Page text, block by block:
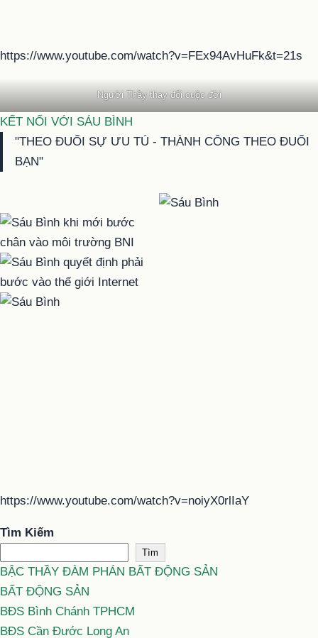
https://www.youtube.com/watch?v=FEx94AvHuFk&t=21s
Người Thầy thay đổi cuộc đời
KẾT NỐI VỚI SÁU BÌNH
"THEO ĐUỔI SỰ ƯU TÚ - THÀNH CÔNG THEO ĐUỔI
BẠN"
https://www.youtube.com/watch?v=noiyX0rlIaY
Tìm Kiếm
Tìm
BẬC THẦY ĐÀM PHÁN BẤT ĐỘNG SẢN
BẤT ĐỘNG SẢN
BĐS Bình Chánh TPHCM
BĐS Cần Đước Long An